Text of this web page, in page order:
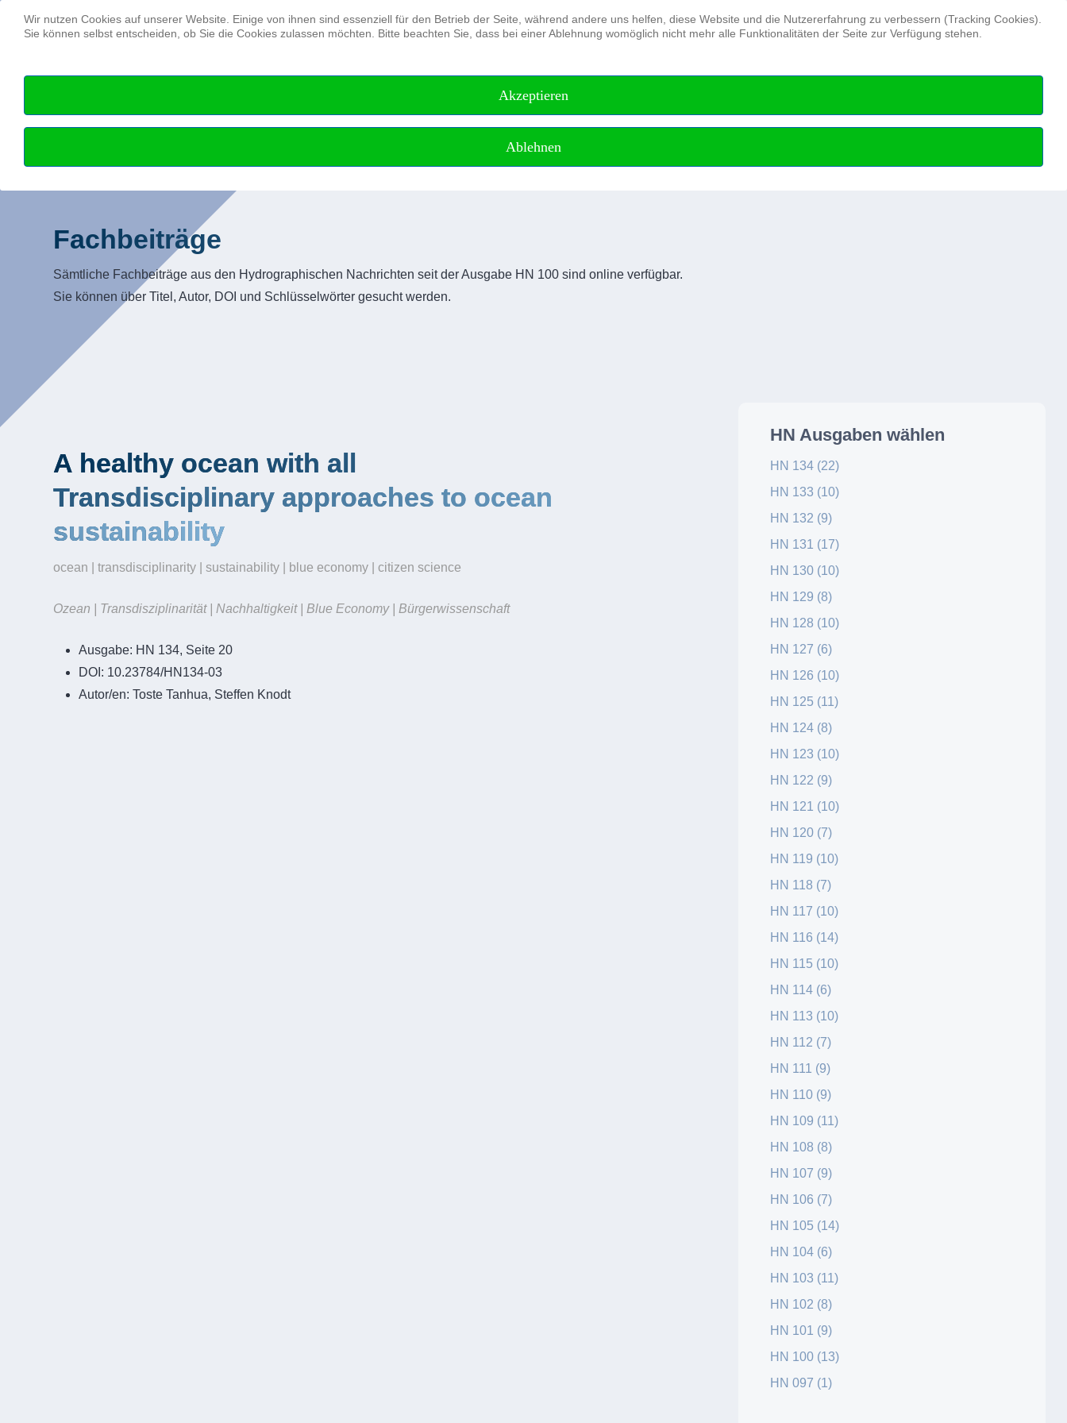
Suchen ...
Der Verein Journal of Applied Hydrography Hydrographentag Beruf Hydrographie
Fachbeiträge
Sämtliche Fachbeiträge aus den Hydrographischen Nachrichten seit der Ausgabe HN 100 sind online verfügbar.
Sie können über Titel, Autor, DOI und Schlüsselwörter gesucht werden.
HN Ausgaben wählen
HN 134 (22)
HN 133 (10)
HN 132 (9)
HN 131 (17)
HN 130 (10)
HN 129 (8)
HN 128 (10)
HN 127 (6)
HN 126 (10)
HN 125 (11)
HN 124 (8)
HN 123 (10)
HN 122 (9)
HN 121 (10)
HN 120 (7)
HN 119 (10)
HN 118 (7)
HN 117 (10)
HN 116 (14)
HN 115 (10)
HN 114 (6)
HN 113 (10)
HN 112 (7)
HN 111 (9)
HN 110 (9)
HN 109 (11)
HN 108 (8)
HN 107 (9)
HN 106 (7)
HN 105 (14)
HN 104 (6)
HN 103 (11)
HN 102 (8)
HN 101 (9)
HN 100 (13)
HN 097 (1)
A healthy ocean with all
Transdisciplinary approaches to ocean
sustainability
ocean | transdisciplinarity | sustainability | blue economy | citizen science
Ozean | Transdisziplinarität | Nachhaltigkeit | Blue Economy | Bürgerwissenschaft
Ausgabe: HN 134, Seite 20
DOI: 10.23784/HN134-03
Autor/en: Toste Tanhua, Steffen Knodt
Wir nutzen Cookies auf unserer Website. Einige von ihnen sind essenziell für den Betrieb der Seite, während andere uns helfen, diese Website und die Nutzererfahrung zu verbessern (Tracking Cookies).
Sie können selbst entscheiden, ob Sie die Cookies zulassen möchten. Bitte beachten Sie, dass bei einer Ablehnung womöglich nicht mehr alle Funktionalitäten der Seite zur Verfügung stehen.
Akzeptieren
Ablehnen